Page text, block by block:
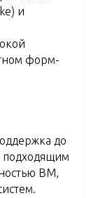
и
форм-
до
подходящим
ВМ,